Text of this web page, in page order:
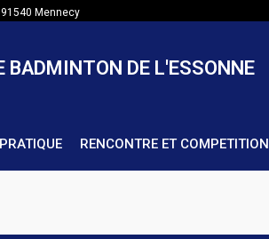
Mennecy
BADMINTON DE L'ESSONNE
RENCONTRE ET COMPETITION